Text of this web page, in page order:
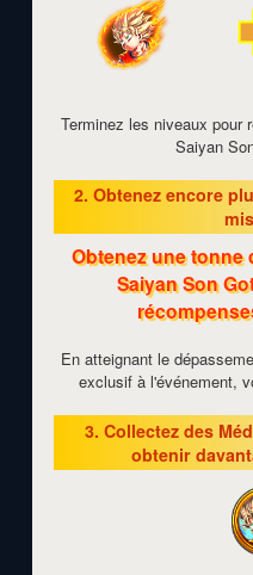
Terminez les niveaux pour
Saiyan
2. Obtenez encore
Obtenez une tonne
Saiyan Son
En atteignant le
exclusif à l'événement,
3. Collectez des
obtenir